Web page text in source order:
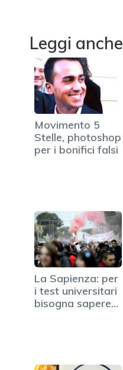
Leggi anche
Movimento 5
Stelle, photoshop
per i bonifici falsi
La Sapienza: per
i test universitari
bisogna sapere…